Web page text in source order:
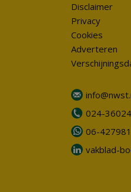
Disclaimer
Privacy
Cookies
Adverteren
024-
06-
vakblad-